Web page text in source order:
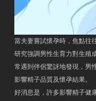
當夫妻嘗試懷孕時，焦點往
研究強調男性生育力對生殖
常遇到伴侶驚訝地發現，男
影響精子品質及懷孕結果。
好消息是，許多影響精子健